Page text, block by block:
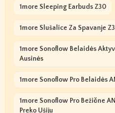
1more Sleeping Earbuds Z30
1more Slušalice Za Spavanje
1more Sonoflow Belaidės
Ausinės
1more Sonoflow Pro Belaidės
1more Sonoflow Pro Bežične
Preko Ušiju